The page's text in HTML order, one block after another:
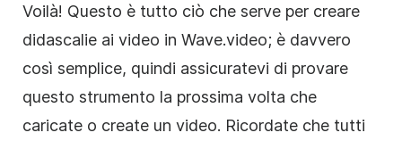
Voilà! Questo è tutto ciò che serve per creare
didascalie ai video in Wave.video; è davvero
così semplice, quindi assicuratevi di provare
questo strumento la prossima volta che
caricate o create un video. Ricordate che tutti